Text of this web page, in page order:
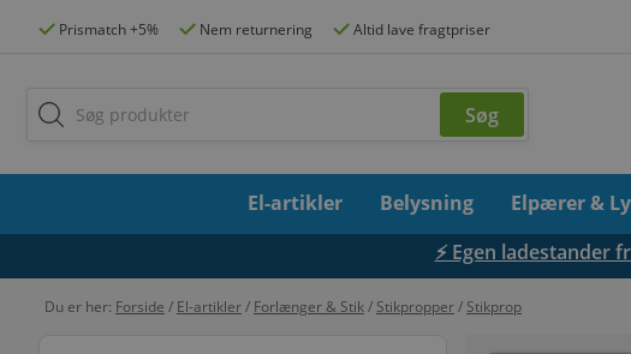
Prismatch +5% Nem returnering Altid lave fragtpriser
El-artikler Belysning Elpærer &
⚡ Egen ladestander
Du er her: Forside / El-artikler/ Forlænger & Stik/ Stikpropper/ Stikprop